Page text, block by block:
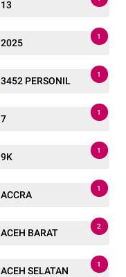
13
2025
1
3452 PERSONIL
1
7
1
9K
1
ACCRA
1
ACEH BARAT
2
ACEH SELATAN
1